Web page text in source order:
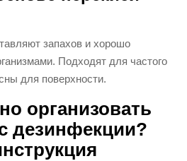
запахов и хорошо
Подходят для частого
для поверхности.
организовать
дезинфекции?